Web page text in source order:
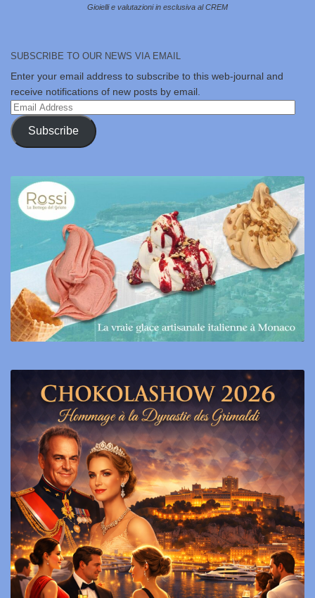
Gioielli e valutazioni in esclusiva al CREM
SUBSCRIBE TO OUR NEWS VIA EMAIL
Enter your email address to subscribe to this web-journal and
receive notifications of new posts by email.
Email
Address
Subscribe